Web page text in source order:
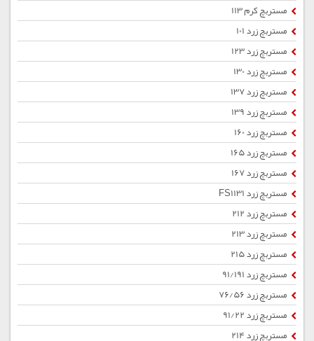
مستربچ کرم 113
مستربچ زرد 101
مستربچ زرد 123
مستربچ زرد 130
مستربچ زرد 137
مستربچ زرد 139
مستربچ زرد 160
مستربچ زرد 165
مستربچ زرد 167
مستربچ زرد FS1131
مستربچ زرد 212
مستربچ زرد 213
مستربچ زرد 215
مستربچ زرد 91/191
مستربچ زرد 76/56
مستربچ زرد 91/22
مستربچ زرد 214